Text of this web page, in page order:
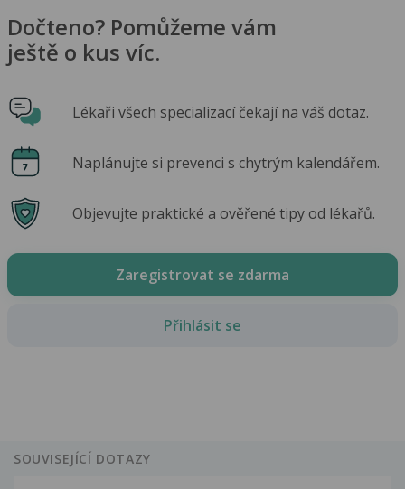
Dočteno? Pomůžeme vám
ještě o kus víc.
Lékaři všech specializací čekají na váš dotaz.
Naplánujte si prevenci s chytrým kalendářem.
Objevujte praktické a ověřené tipy od lékařů.
Zaregistrovat se zdarma
Přihlásit se
SOUVISEJÍCÍ DOTAZY